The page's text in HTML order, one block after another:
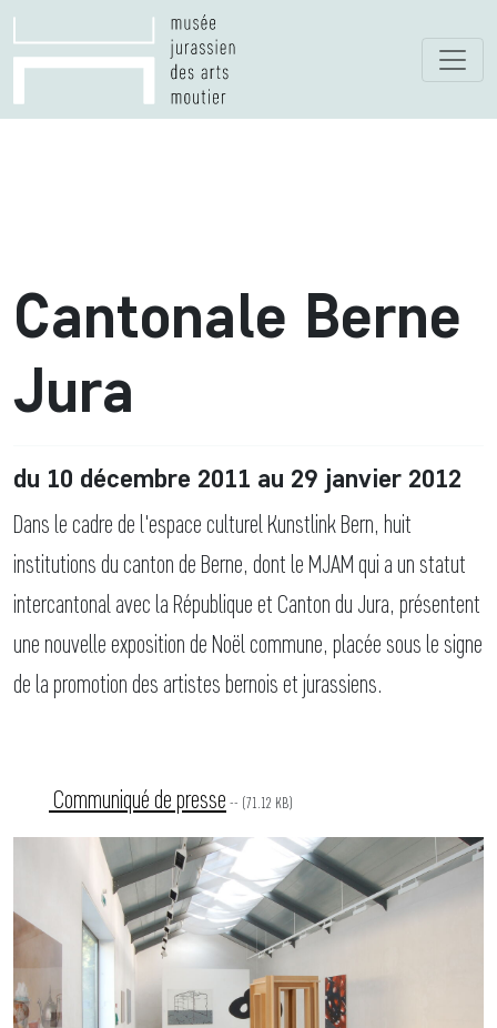
Cantonale Berne
Jura
du 10 décembre 2011 au 29 janvier 2012
Dans le cadre de l'espace culturel Kunstlink Bern, huit
institutions du canton de Berne, dont le MJAM qui a un statut
intercantonal avec la République et Canton du Jura, présentent
une nouvelle exposition de Noël commune, placée sous le signe
de la promotion des artistes bernois et jurassiens.
Communiqué de presse -- (71.12 KB)